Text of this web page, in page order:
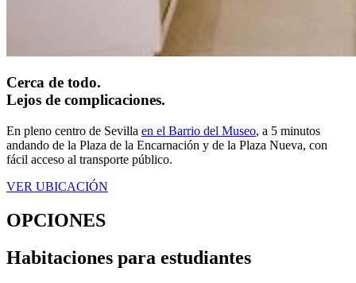
Cerca de todo.
Lejos de complicaciones.
En pleno centro de Sevilla en el Barrio del Museo, a 5 minutos
andando de la Plaza de la Encarnación y de la Plaza Nueva, con
fácil acceso al transporte público.
VER UBICACIÓN
OPCIONES
Habitaciones para estudiantes